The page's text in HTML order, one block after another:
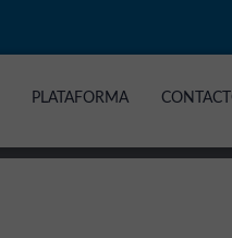
PLATAFORMA